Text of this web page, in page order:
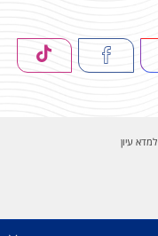
למדא עיון